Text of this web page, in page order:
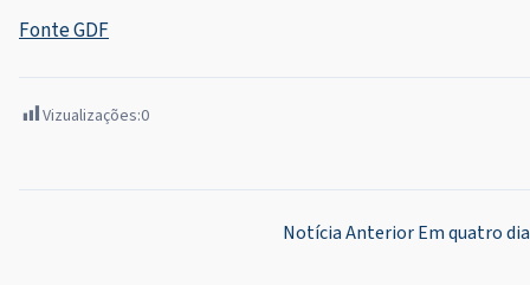
Fonte GDF
Vizualizações:0
Notícia Anterior Em quatro